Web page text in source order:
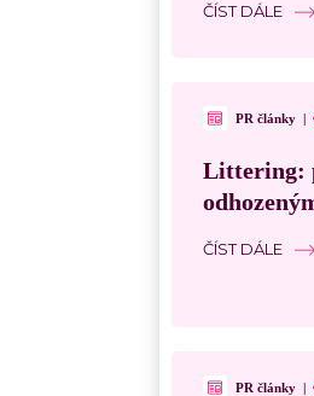
ČÍST DÁLE
PR články |
Littering:
ČÍST DÁLE
PR články |